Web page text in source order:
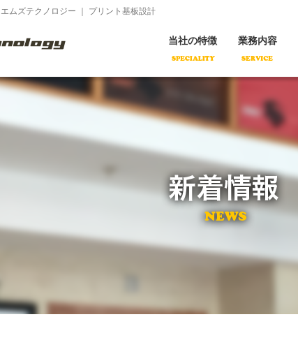
ムズテクノロジー ｜ プリント基板設計
当社の特徴 業務内容